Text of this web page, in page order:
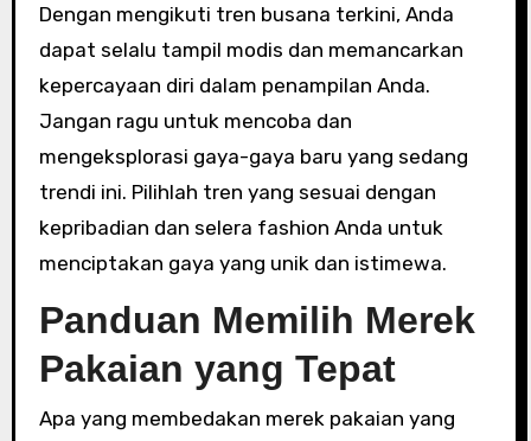
Dengan mengikuti tren busana terkini, Anda
dapat selalu tampil modis dan memancarkan
kepercayaan diri dalam penampilan Anda.
Jangan ragu untuk mencoba dan
mengeksplorasi gaya-gaya baru yang sedang
trendi ini. Pilihlah tren yang sesuai dengan
kepribadian dan selera fashion Anda untuk
menciptakan gaya yang unik dan istimewa.
Panduan Memilih Merek
Pakaian yang Tepat
Apa yang membedakan merek pakaian yang